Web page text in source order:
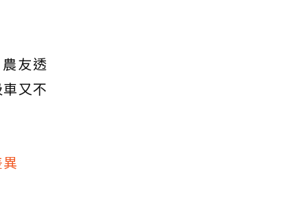
友透
又不